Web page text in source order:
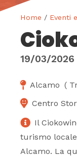
Home / Eventi
19/03/2026
Alcamo (
Centro
Il
turismo
Alcamo. La